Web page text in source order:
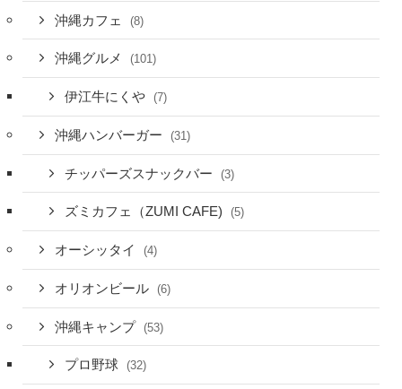
沖縄カフェ (8)
沖縄グルメ (101)
伊江牛にくや (7)
沖縄ハンバーガー (31)
チッパーズスナックバー (3)
ズミカフェ（ZUMI CAFE) (5)
オーシッタイ (4)
オリオンビール (6)
沖縄キャンプ (53)
プロ野球 (32)